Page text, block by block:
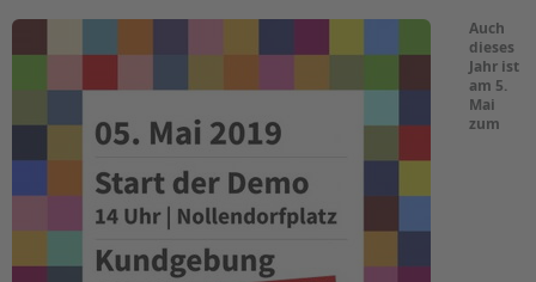
EINGLIEDERUNGSHILFE
BETREUTES WOHNEN
TANDEM BTL AKADEMIE
Suchen
Auch
dieses
Jahr ist
am 5.
Mai
zum